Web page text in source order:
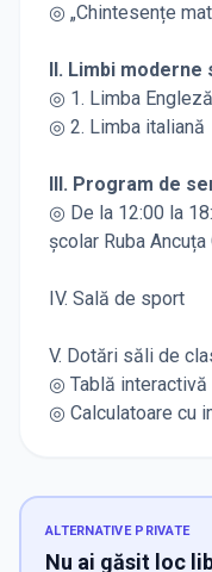
◎ „Chintesențe
II. Limbi
◎ 1. Limba Engleză
◎ 2. Limba italiană
III. Program de
◎ De la 12:00 la
școlar Ruba Ancuța
IV. Sală de sport
V. Dotări săli de
◎ Tablă interactivă
◎ Calculatoare cu
ALTERNATIVE PRIVATE
Nu ai găsit loc